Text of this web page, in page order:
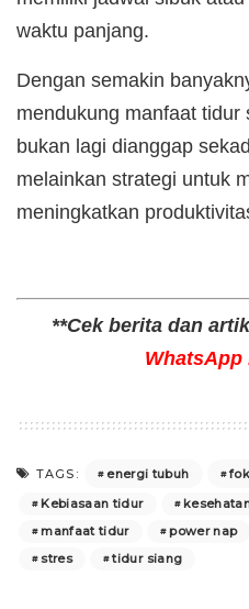
waktu panjang.
Dengan semakin
mendukung manfaat tidur
bukan lagi dianggap
melainkan strategi untuk
meningkatkan
**Cek berita dan
WhatsApp
TAGS: energi tubuh
Kebiasaan tidur
manfaat tidur
power nap
stres
tidur siang